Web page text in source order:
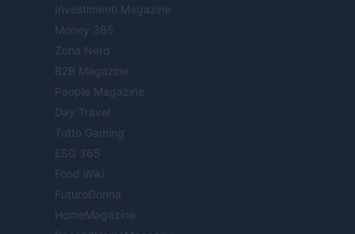
Investimenti Magazine
Money 365
Zona Nerd
B2B Magazine
People Magazine
Day Travel
Tutto Gaming
ESG 365
Food Wiki
FuturoDonna
HomeMagazine